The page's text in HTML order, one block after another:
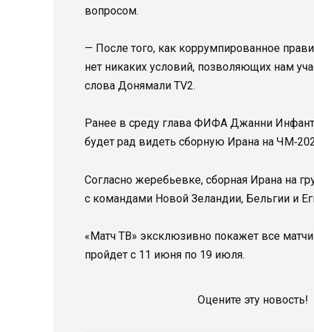
вопросом.
— После того, как коррумпированное
нет никаких условий, позволяющих нам
слова Донямали TV2.
Ранее в среду глава ФИФА Джанни
будет рад видеть сборную Ирана на
Согласно жеребьевке, сборная Ирана на
с командами Новой Зеландии, Бельгии и
«Матч ТВ» эксклюзивно покажет все
пройдет с 11 июня по 19 июля.
Оцените эту новость!